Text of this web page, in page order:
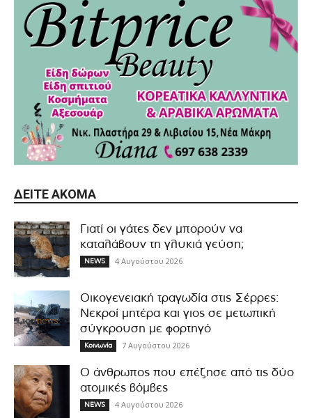
ΔΕΊΤΕ ΑΚΌΜΑ
Γιατί οι γάτες δεν μπορούν να
καταλάβουν τη γλυκιά γεύση;
NEWS 4 Αυγούστου 2026
Οικογενειακή τραγωδία στις Σέρρες:
Νεκροί μητέρα και γιος σε μετωπική
σύγκρουση με φορτηγό
Κοινωνία 7 Αυγούστου 2026
Ο άνθρωπος που επέζησε από τις δύο
ατομικές βόμβες
NEWS 4 Αυγούστου 2026